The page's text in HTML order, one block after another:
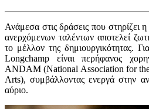
Ανάμεσα στις δράσεις που στηρίζει
ανερχόμενων ταλέντων αποτελεί
το μέλλον της δημιουργικότητας.
Longchamp είναι περήφανος
ANDAM (National Association for
Arts), συμβάλλοντας ενεργά στην
αύριο.